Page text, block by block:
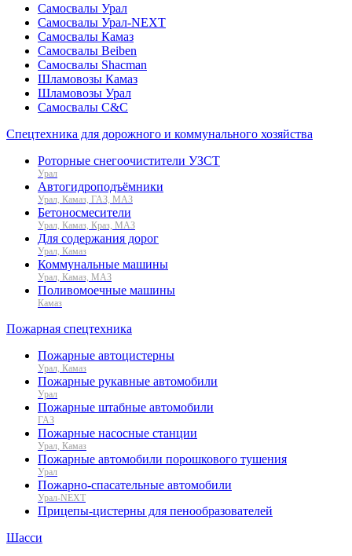
Самосвалы Урал
Самосвалы Урал-NEXT
Самосвалы Камаз
Самосвалы Beiben
Самосвалы Shacman
Шламовозы Камаз
Шламовозы Урал
Самосвалы C&C
Спецтехника для дорожного и коммунального хозяйства
Роторные снегоочистители УЗСТ
Урал
Автогидроподъёмники
Урал, Камаз, ГАЗ, МАЗ
Бетоносмесители
Урал, Камаз, Краз, МАЗ
Для содержания дорог
Урал, Камаз
Коммунальные машины
Урал, Камаз, МАЗ
Поливомоечные машины
Камаз
Пожарная спецтехника
Пожарные автоцистерны
Урал, Камаз
Пожарные рукавные автомобили
Урал
Пожарные штабные автомобили
ГАЗ
Пожарные насосные станции
Урал, Камаз
Пожарные автомобили порошкового тушения
Урал
Пожарно-спасательные автомобили
Урал-NEXT
Прицепы-цистерны для пенообразователей
Шасси